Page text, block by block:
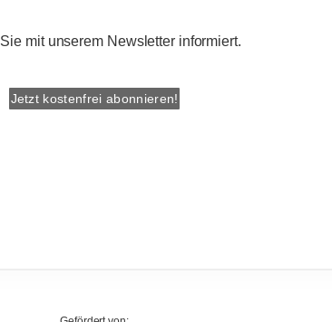
mit unserem Newsletter informiert.
Jetzt kostenfrei abonnieren!